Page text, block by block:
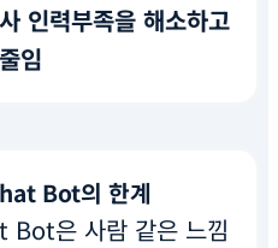
인력부족을 해소하고
임
Bot의 한계
Bot은 사람 같은 느낌